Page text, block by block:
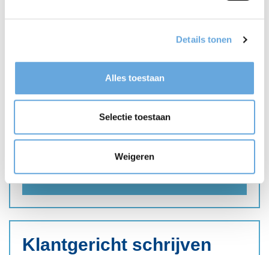
Details tonen
Alles toestaan
Selectie toestaan
Weigeren
Lees meer
Klantgericht schrijven